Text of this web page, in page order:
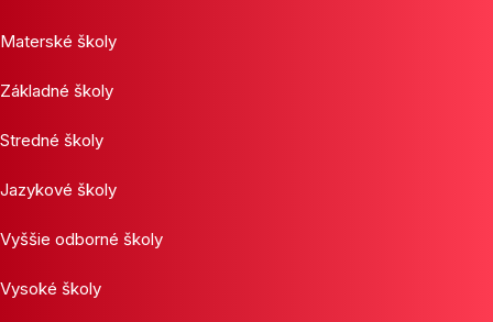
Materské školy
Základné školy
Stredné školy
Jazykové školy
Vyššie odborné školy
Vysoké školy